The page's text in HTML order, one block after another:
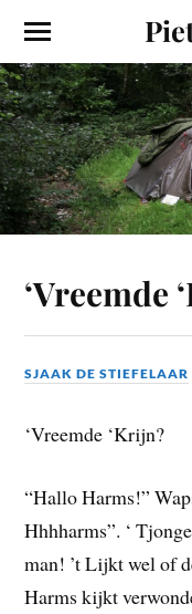
‘Vreemde
SJAAK DE STIEFELAAR
‘Vreemde ‘Krijn?
“Hallo Harms!”
Hhhharms”. ‘
man! ’t Lijkt wel of
Harms kijkt